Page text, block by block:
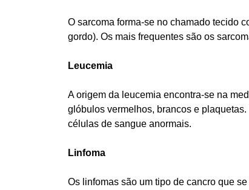
O sarcoma forma-se no chamado tecido
gordo). Os mais frequentes são os
Leucemia
A origem da leucemia encontra-se na
glóbulos vermelhos, brancos e
células de sangue anormais.
Linfoma
Os linfomas são um tipo de cancro que